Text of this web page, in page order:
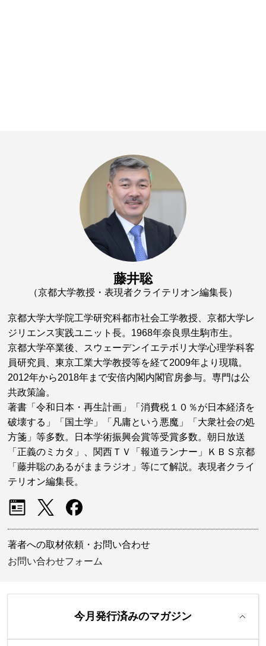
藤井聡
（京都大学教授・表現者クライテリオン編集長）
京都大学大学院工学研究科都市社会工学教授、京都大学レ
ジリエンス実践ユニット長。1968年奈良県生駒市生。
京都大学卒業後、スウェーデンイエテボリ大学心理学科客
員研究員、東京工業大学教授等を経て2009年より現職。
2012年から2018年まで安倍内閣内閣官房参与。専門は公
共政策論。
著書「令和日本・再生計画」「消費税１０％が日本経済を
破壊する」「国土学」「凡庸という悪魔」「大衆社会の処
方箋」等多数。日本学術振興会賞等受賞多数。朝日放送
「正義のミカタ」、関西ＴＶ「報道ランナー」ＫＢＳ京都
「藤井聡のあるがままラジオ」等にて解説。表現者クライ
テリオン編集長。
著者への取材依頼・お問い合わせ
お問い合わせフォーム
今月発行済みのマガジン